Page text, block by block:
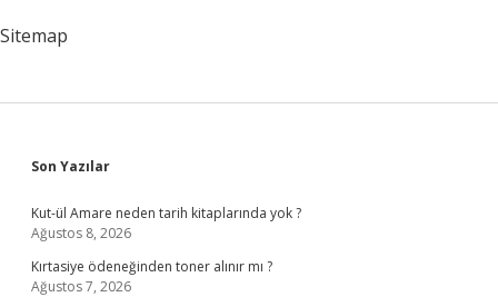
Sitemap
Sidebar
Son Yazılar
Kut-ül Amare neden tarih kitaplarında yok ?
Ağustos 8, 2026
Kırtasiye ödeneğinden toner alınır mı ?
Ağustos 7, 2026